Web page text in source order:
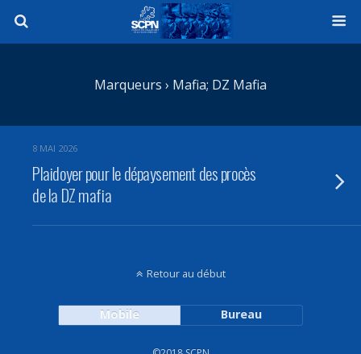
Marqueurs › Mafia; DZ Mafia
8 MAI 2026
Plaidoyer pour le dépaysement des procès
de la DZ mafia
Retour au début
Mobile Bureau